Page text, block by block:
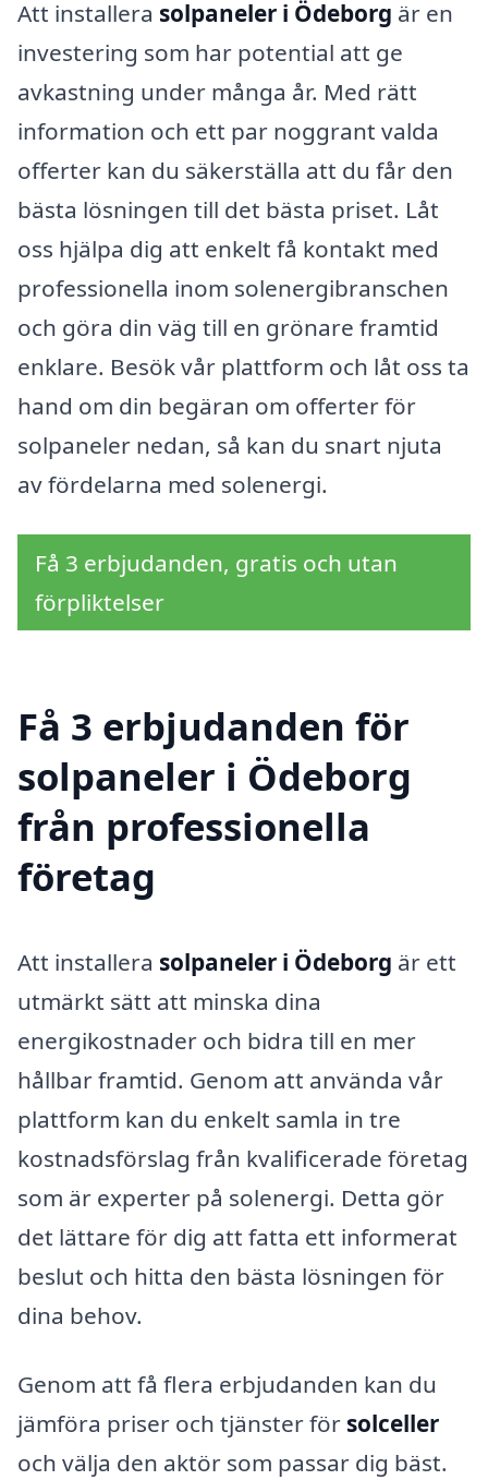
Att installera solpaneler i Ödeborg är en
investering som har potential att ge
avkastning under många år. Med rätt
information och ett par noggrant valda
offerter kan du säkerställa att du får den
bästa lösningen till det bästa priset. Låt
oss hjälpa dig att enkelt få kontakt med
professionella inom solenergibranschen
och göra din väg till en grönare framtid
enklare. Besök vår plattform och låt oss ta
hand om din begäran om offerter för
solpaneler nedan, så kan du snart njuta
av fördelarna med solenergi.
Få 3 erbjudanden, gratis och utan
förpliktelser
Få 3 erbjudanden för
solpaneler i Ödeborg
från professionella
företag
Att installera solpaneler i Ödeborg är ett
utmärkt sätt att minska dina
energikostnader och bidra till en mer
hållbar framtid. Genom att använda vår
plattform kan du enkelt samla in tre
kostnadsförslag från kvalificerade företag
som är experter på solenergi. Detta gör
det lättare för dig att fatta ett informerat
beslut och hitta den bästa lösningen för
dina behov.
Genom att få flera erbjudanden kan du
jämföra priser och tjänster för solceller
och välja den aktör som passar dig bäst.